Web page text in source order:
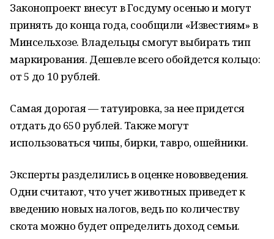
Законопроект внесут в Госдуму осенью и могут
принять до конца года, сообщили «Известиям» в
Минсельхозе. Владельцы смогут выбирать тип
маркирования. Дешевле всего обойдется кольцо:
от 5 до 10 рублей.
Самая дорогая — татуировка, за нее придется
отдать до 650 рублей. Также могут
использоваться чипы, бирки, тавро, ошейники.
Эксперты разделились в оценке нововведения.
Одни считают, что учет животных приведет к
введению новых налогов, ведь по количеству
скота можно будет определить доход семьи.